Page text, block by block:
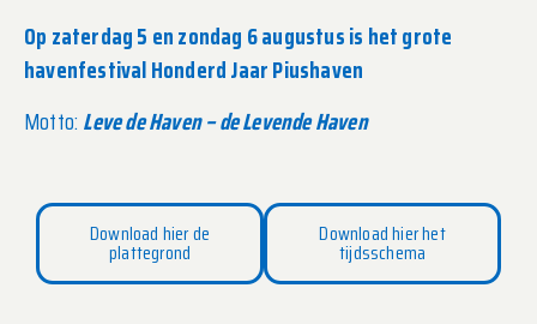
Op zaterdag 5 en zondag 6 augustus is het grote
havenfestival Honderd Jaar Piushaven
Motto: Leve de Haven – de Levende Haven
Download hier de
plattegrond
Download hier het
tijdsschema